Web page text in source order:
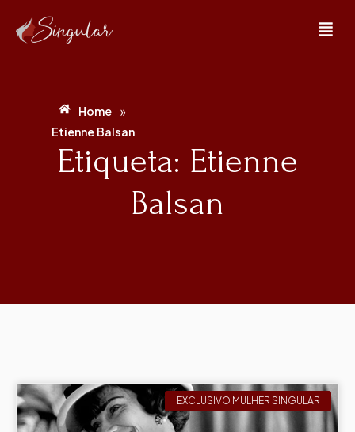
Home »
Etienne Balsan
Etiqueta: Etienne
Balsan
EXCLUSIVO MULHER SINGULAR